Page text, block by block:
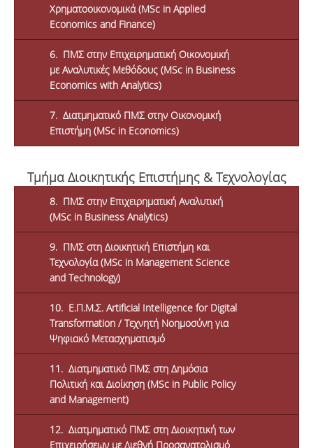
Χρηματοοικονομικά (MSc in Applied
Economics and Finance)
6. ΠΜΣ στην Επιχειρηματική Οικονομική
με Αναλυτικές Μεθόδους (MSc in Business
Economics with Analytics)
7. Διατμηματικό ΠΜΣ στην Οικονομική
Επιστήμη (MSc in Economics)
Τμήμα Διοικητικής Επιστήμης & Τεχνολογίας
8. ΠΜΣ στην Επιχειρηματική Αναλυτική
(MSc in Business Analytics)
9. ΠΜΣ στη Διοικητική Επιστήμη και
Τεχνολογία (MSc in Management Science
and Technology)
10. Ε.Π.Μ.Σ. Artificial Intelligence for Digital
Transformation / Τεχνητή Νοημοσύνη για
Ψηφιακό Μετασχηματισμό
11. Διατμηματικό ΠΜΣ στη Δημόσια
Πολιτική και Διοίκηση (MSc in Public Policy
and Management)
12. Διατμηματικό ΠΜΣ στη Διοικητική των
Επιχειρήσεων με Διεθνή Προσανατολισμό